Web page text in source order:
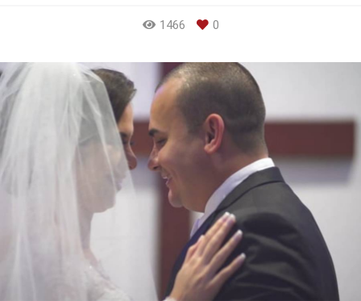
1466 0